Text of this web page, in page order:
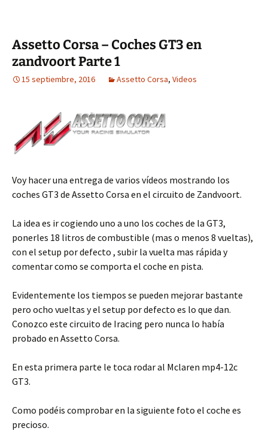
Assetto Corsa – Coches GT3 en
zandvoort Parte 1
15 septiembre, 2016 Assetto Corsa, Videos
Voy hacer una entrega de varios vídeos mostrando los
coches GT3 de Assetto Corsa en el circuito de Zandvoort.
La idea es ir cogiendo uno a uno los coches de la GT3,
ponerles 18 litros de combustible (mas o menos 8 vueltas),
con el setup por defecto , subir la vuelta mas rápida y
comentar como se comporta el coche en pista.
Evidentemente los tiempos se pueden mejorar bastante
pero ocho vueltas y el setup por defecto es lo que dan.
Conozco este circuito de Iracing pero nunca lo había
probado en Assetto Corsa.
En esta primera parte le toca rodar al Mclaren mp4-12c
GT3.
Como podéis comprobar en la siguiente foto el coche es
precioso.